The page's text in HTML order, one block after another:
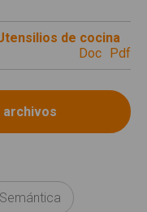
de cocina
doc
pdf